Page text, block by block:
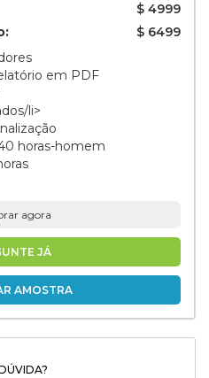
$ 4999
$ 6499
em PDF
li>
horas-homem
agora
JÁ
AMOSTRA